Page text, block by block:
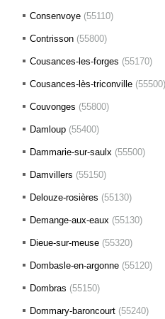
Consenvoye (55110)
Contrisson (55800)
Cousances-les-forges (55170)
Cousances-lès-triconville (55500)
Couvonges (55800)
Damloup (55400)
Dammarie-sur-saulx (55500)
Damvillers (55150)
Delouze-rosières (55130)
Demange-aux-eaux (55130)
Dieue-sur-meuse (55320)
Dombasle-en-argonne (55120)
Dombras (55150)
Dommary-baroncourt (55240)